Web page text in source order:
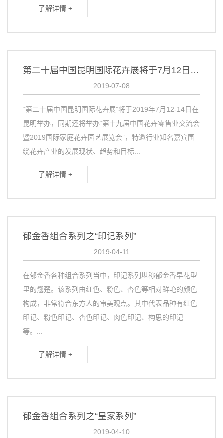
了解详情 +
第二十届中国昆明国际花卉展将于7月12日开幕——丽彩园艺在7-011展位与您相约
2019-07-08
“第二十届中国昆明国际花卉展”将于2019年7月12-14日在
昆明举办，同期还将举办“第十九届中国花卉零售业交流会
暨2019国际家庭花卉园艺展览会”，特邀行业知名嘉宾围
绕花卉产业的发展现状、趋势和目标...
了解详情 +
郁金香组合系列之“印记系列”
2019-04-11
在郁金香各种组合系列当中，印记系列堪称郁金香早花型
里的翘楚。该系列由红色、粉色、杏色等相对鲜艳的颜色
构成，非常符合东方人的审美观点。其中代表品种有红色
印记、粉色印记、杏色印记、肉色印记、构思的印记
等。...
了解详情 +
郁金香组合系列之“皇家系列”
2019-04-10